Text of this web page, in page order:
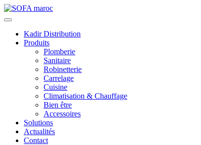
Kadir Distribution
Produits
Plomberie
Sanitaire
Robinetterie
Carrelage
Cuisine
Climatisation & Chauffage
Bien être
Accessoires
Solutions
Actualités
Contact